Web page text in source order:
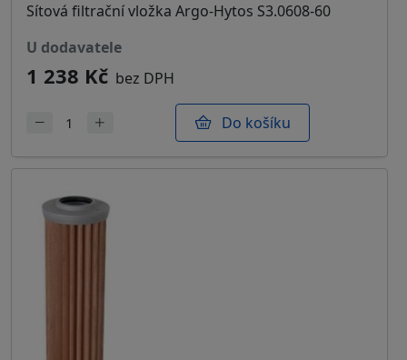
Sítová filtrační vložka Argo-Hytos S3.0608-60
u dodavatele
1 238 Kč bez DPH
Do košíku